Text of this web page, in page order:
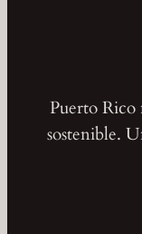
Puerto Rico
sostenible.